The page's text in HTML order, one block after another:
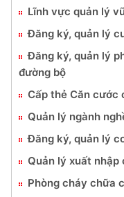
Lĩnh vực quản lý
Đăng ký, quản lý
Đăng ký, quản lý
đường bộ
Cấp thẻ Căn cước
Quản lý ngành
Đăng ký, quản lý
Quản lý xuất nhập
Phòng cháy chữa